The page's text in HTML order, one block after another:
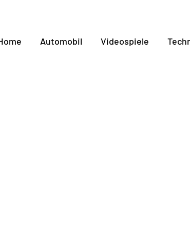
Automobil Videospiele